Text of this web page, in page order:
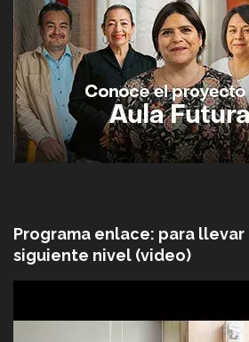
Programa enlace: para
siguiente nivel (video)